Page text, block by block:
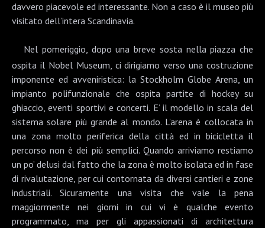
davvero piacevole ed interessante. Non a caso è il museo più
visitato dell’intera Scandinavia.
Nel pomeriggio, dopo una breve sosta nella piazza che
ospita il Nobel Museum , ci dirigiamo verso una costruzione
imponente ed avveniristica: laStockholm Globe Arena , un
impianto polifunzionale che ospita partite di hockey su
ghiaccio, eventi sportivi e concerti. E’ il modello in scala del
sistema solare più grande al mondo. L’arena è collocata in
una zona molto periferica della città ed in bicicletta il
percorso non è dei più semplici. Quando arriviamo restiamo
un po’ delusi dal fatto che la zona è molto isolata ed in fase
di rivalutazione, per cui contornata da diversi cantieri e zone
industriali. Sicuramente una visita che vale la pena
maggiormente nei giorni in cui vi è qualche evento
programmato, ma per gli appassionati di architettura